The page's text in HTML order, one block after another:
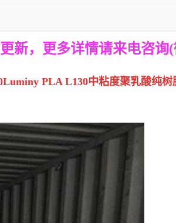
新， 更多详情请来电咨询
Luminy PLA L130中粘度聚乳酸纯树